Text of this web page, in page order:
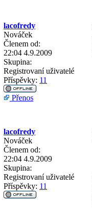
lacofredy
Nováček
Členem od:
22:04 4.9.2009
Skupina:
Registrovaní uživatelé
Příspěvky: 11
Přenos
lacofredy
Nováček
Členem od:
22:04 4.9.2009
Skupina:
Registrovaní uživatelé
Příspěvky: 11